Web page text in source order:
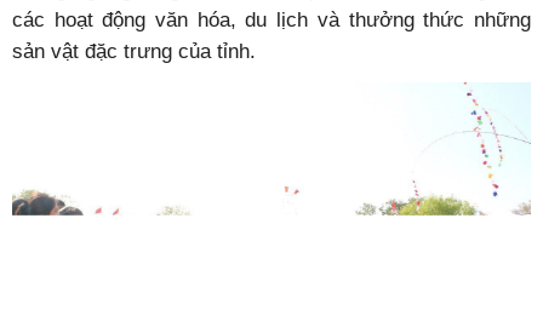
các hoạt động văn hóa, du lịch và thưởng thức những
sản vật đặc trưng của tỉnh.